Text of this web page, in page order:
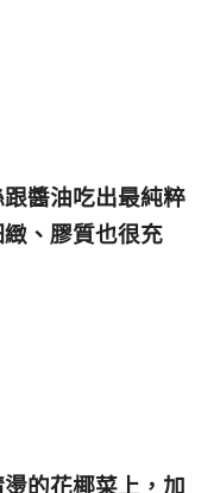
醬油吃出最純粹
、膠質也很充
的花椰菜上，加